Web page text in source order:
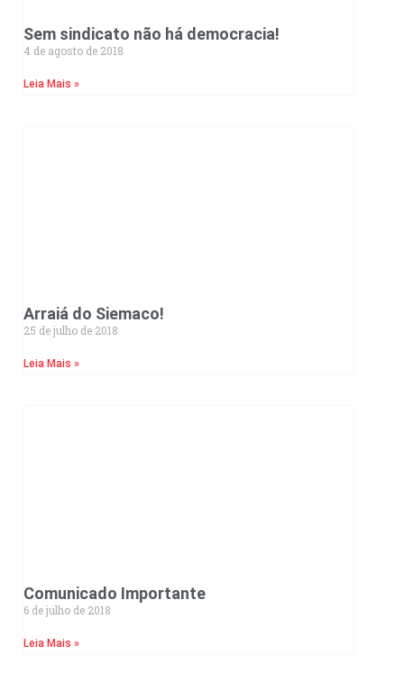
Sem sindicato não há democracia!
4 de agosto de 2018
Leia Mais »
Arraiá do Siemaco!
25 de julho de 2018
Leia Mais »
Comunicado Importante
6 de julho de 2018
Leia Mais »